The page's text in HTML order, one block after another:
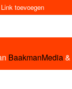
Link toevoegen
BaakmanMedia&